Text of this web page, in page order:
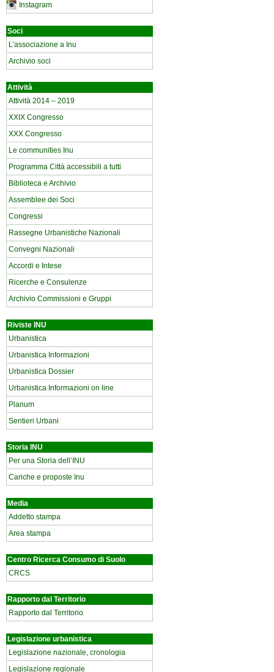
Instagram
Soci
L’associazione a Inu
Archivio soci
Attività
Attività 2014 – 2019
XXIX Congresso
XXX Congresso
Le communities Inu
Programma Città accessibili a tutti
Biblioteca e Archivio
Assemblee dei Soci
Congressi
Rassegne Urbanistiche Nazionali
Convegni Nazionali
Accordi e Intese
Ricerche e Consulenze
Archivio Commissioni e Gruppi
Riviste INU
Urbanistica
Urbanistica Informazioni
Urbanistica Dossier
Urbanistica Informazioni on line
Planum
Sentieri Urbani
Storia INU
Per una Storia dell’INU
Cariche e proposte Inu
Media
Addetto stampa
Area stampa
Centro Ricerca Consumo di Suolo
CRCS
Rapporto dal Territorio
Rapporto dal Territorio
Legislazione urbanistica
Legislazione nazionale, cronologia
Legislazione regionale